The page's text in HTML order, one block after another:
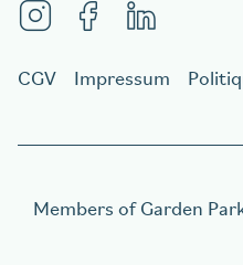
CGV Impressum
Members of Garden